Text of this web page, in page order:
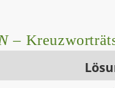
–